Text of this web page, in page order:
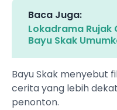
Baca Juga:
Lokadrama Rujak
Bayu Skak
Bayu Skak menyebut
cerita yang lebih
penonton.